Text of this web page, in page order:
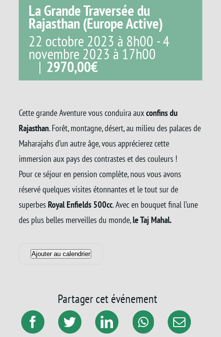
La Grande Traversée du
Rajasthan (Europe Active)
22 octobre 2023 à 8h00 -4
novembre 2023 à 17h00
| 2970,00€
Cette grande Aventure vous conduira auxconfins du
Rajasthan. Forêt, montagne, désert, au milieu des palaces de
Maharajahs d’un autre âge, vous apprécierez cette
immersion aux pays des contrastes et des couleurs !
Pour ce séjour en pension complète, nous vous avons
réservé quelques visites étonnantes et le tout sur de
superbesRoyal Enfields 500cc. Avec en bouquet final l’une
des plus belles merveilles du monde,le TajMahal.
Ajouter au calendrier
Partager cet événement